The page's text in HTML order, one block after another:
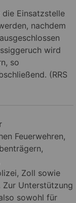
Einsatzstelle
nachdem
wird
so
(RRS
Feuerwehren,
Zoll sowie
Zur Unterstützung
sowohl für